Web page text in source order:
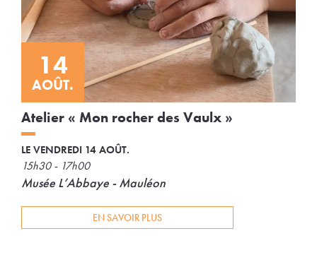
14
AOÛT.
Atelier « Mon rocher des Vaulx »
LE VENDREDI 14 AOÛT.
15h30 - 17h00
Musée L’Abbaye - Mauléon
EN SAVOIR PLUS